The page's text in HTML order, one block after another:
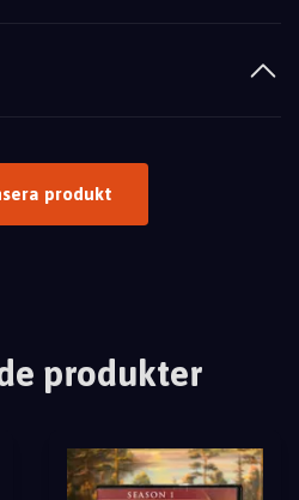
produkt
produkter